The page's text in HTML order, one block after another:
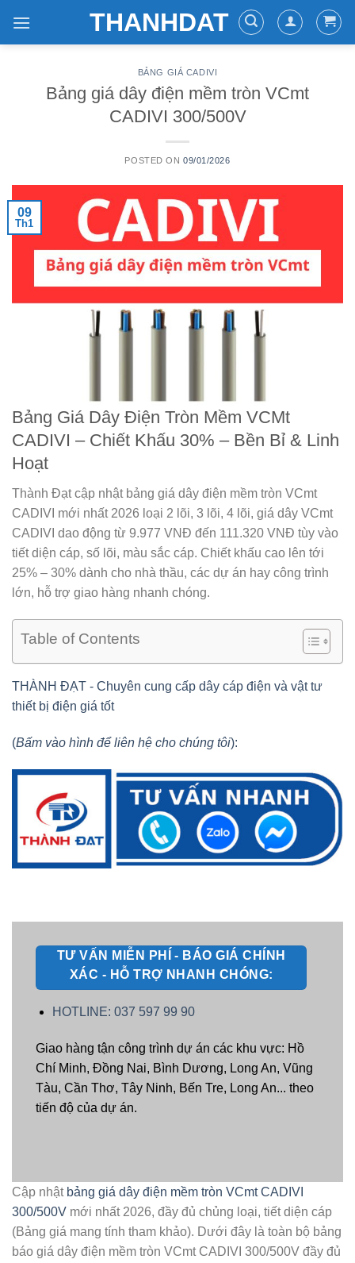
content
THANHDAT
BẢNG GIÁ CADIVI
Bảng giá dây điện mềm tròn VCmt
CADIVI 300/500V
POSTED ON 09/01/2026
09
Th1
Bảng Giá Dây Điện Tròn Mềm VCMt
CADIVI – Chiết Khấu 30% – Bền Bỉ & Linh
Hoạt
Thành Đạt cập nhật bảng giá dây điện mềm tròn VCmt
CADIVI mới nhất 2026 loại 2 lõi, 3 lõi, 4 lõi, giá dây VCmt
CADIVI dao động từ 9.977 VNĐ đến 111.320 VNĐ tùy vào
tiết diện cáp, số lõi, màu sắc cáp. Chiết khấu cao lên tới
25% – 30% dành cho nhà thầu, các dự án hay công trình
lớn, hỗ trợ giao hàng nhanh chóng.
Table of Contents
THÀNH ĐẠT - Chuyên cung cấp dây cáp điện và vật tư
thiết bị điện giá tốt
(Bấm vào hình để liên hệ cho chúng tôi):
TƯ VẤN MIỄN PHÍ - BÁO GIÁ CHÍNH
XÁC - HỖ TRỢ NHANH CHÓNG:
HOTLINE: 037 597 99 90
Giao hàng tận công trình dự án các khu vực: Hồ
Chí Minh, Đồng Nai, Bình Dương, Long An, Vũng
Tàu, Cần Thơ, Tây Ninh, Bến Tre, Long An... theo
tiến độ của dự án.
Cập nhật bảng giá dây điện mềm tròn VCmt CADIVI
300/500V mới nhất 2026, đầy đủ chủng loại, tiết diện cáp
(Bảng giá mang tính tham khảo). Dưới đây là toàn bộ bảng
báo giá dây điện mềm tròn VCmt CADIVI 300/500V đầy đủ